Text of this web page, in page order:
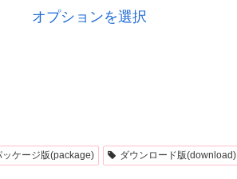
オプションを選択
の
複
ッケージ版(package) ダウンロード版(download)